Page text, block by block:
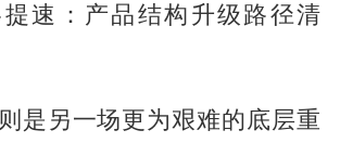
速：产品结构升级路径清
是另一场更为艰难的底层重